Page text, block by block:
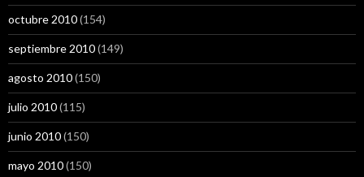
octubre 2010(154)
septiembre 2010(149)
agosto 2010(150)
julio 2010(115)
junio 2010(150)
mayo 2010(150)